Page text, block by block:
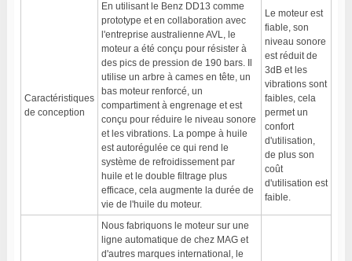
Caractéristiques
de conception
En utilisant le Benz DD13 comme
prototype et en collaboration avec
l'entreprise australienne AVL, le
moteur a été conçu pour résister à
des pics de pression de 190 bars. Il
utilise un arbre à cames en tête, un
bas moteur renforcé, un
compartiment à engrenage et est
conçu pour réduire le niveau sonore
et les vibrations. La pompe à huile
est autorégulée ce qui rend le
système de refroidissement par
huile et le double filtrage plus
efficace, cela augmente la durée de
vie de l'huile du moteur.
Le moteur est
fiable, son
niveau sonore
est réduit de
3dB et les
vibrations sont
faibles, cela
permet un
confort
d'utilisation,
de plus son
coût
d'utilisation est
faible.
Nous fabriquons le moteur sur une
ligne automatique de chez MAG et
d'autres marques international, le